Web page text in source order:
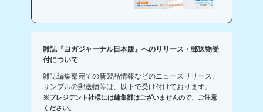
雑誌『ヨガジャーナル日本版』へのリリース・郵送物受
付について
雑誌編集部宛ての新製品情報などのニュースリリース、
サンプルの郵送物等は、以下で受け付けております。
※プレジデント社様には編集部はございませんので、ご注意
ください。